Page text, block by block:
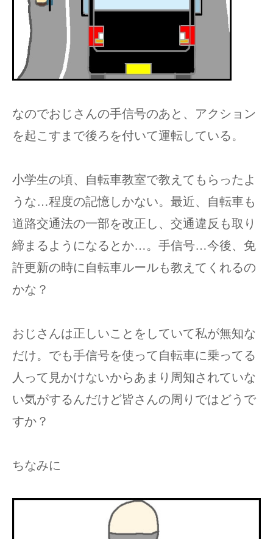
なのでおじさんの手信号のあと、アクション
を起こすまで後ろを付いて運転している。
小学生の頃、自転車教室で教えてもらったよ
うな…程度の記憶しかない。最近、自転車も
道路交通法の一部を改正し、交通違反も取り
締まるようになるとか…。手信号…今後、免
許更新の時に自転車ルールも教えてくれるの
かな？
おじさんは正しいことをしていて私が無知な
だけ。でも手信号を使って自転車に乗ってる
人って見かけないからあまり周知されていな
い気がするんだけど皆さんの周りではどうで
すか？
ちなみに